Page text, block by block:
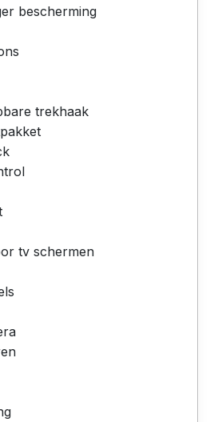
bescherming
trekhaak
tv schermen